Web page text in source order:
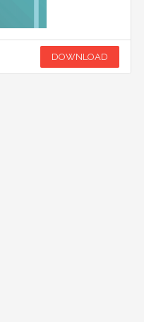
DOWNLOAD